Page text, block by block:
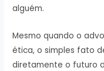
alguém.
Mesmo quando o
ética, o simples fato
diretamente o futuro